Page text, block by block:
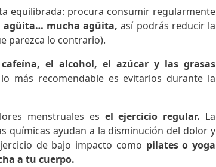
equilibrada: procura consumir regularmente
agüita… mucha agüita,así podrás reducir la
parezca lo contrario).
el alcohol, el azúcar y las grasas
más recomendable es evitarlos durante la
menstruales es el ejercicio regular. La
químicas ayudan a la disminución del dolor y
de bajo impacto como pilates o yoga
a tu cuerpo.